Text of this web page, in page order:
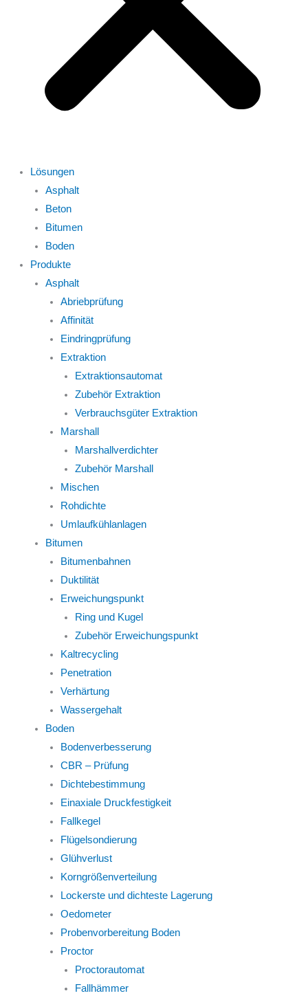
Lösungen
Asphalt
Beton
Bitumen
Boden
Produkte
Asphalt
Abriebprüfung
Affinität
Eindringprüfung
Extraktion
Extraktionsautomat
Zubehör Extraktion
Verbrauchsgüter Extraktion
Marshall
Marshallverdichter
Zubehör Marshall
Mischen
Rohdichte
Umlaufkühlanlagen
Bitumen
Bitumenbahnen
Duktilität
Erweichungspunkt
Ring und Kugel
Zubehör Erweichungspunkt
Kaltrecycling
Penetration
Verhärtung
Wassergehalt
Boden
Bodenverbesserung
CBR – Prüfung
Dichtebestimmung
Einaxiale Druckfestigkeit
Fallkegel
Flügelsondierung
Glühverlust
Korngrößenverteilung
Lockerste und dichteste Lagerung
Oedometer
Probenvorbereitung Boden
Proctor
Proctorautomat
Fallhämmer